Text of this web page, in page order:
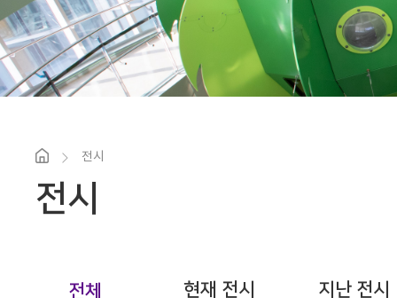
전시
전시
전체 현재 전시 지난 전시